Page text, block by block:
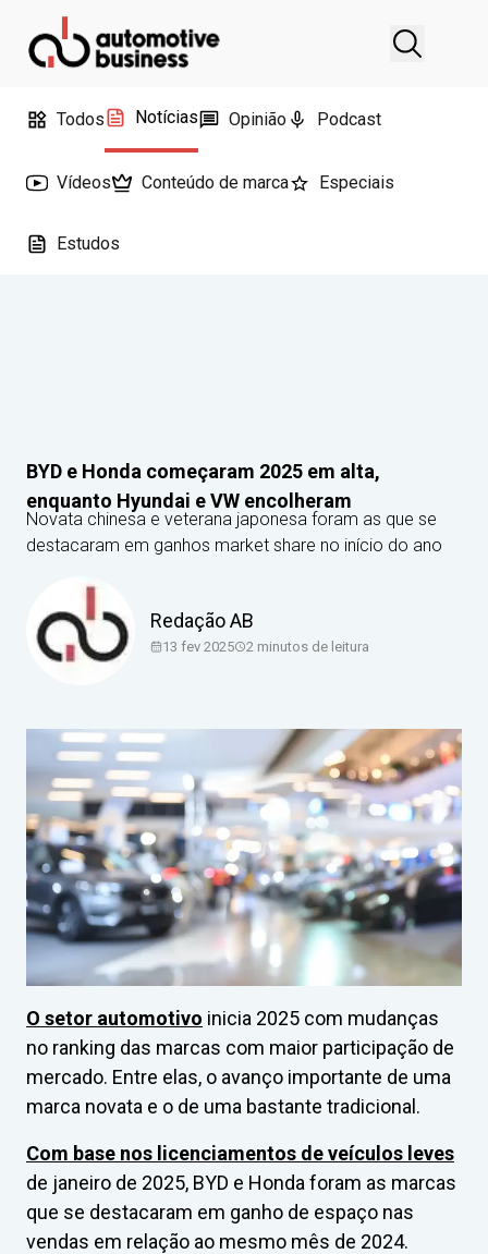
Todos Notícias Opinião Podcast
Vídeos Conteúdo de marca Especiais
Estudos
BYD e Honda começaram 2025 em alta,
enquanto Hyundai e VW encolheram
Novata chinesa e veterana japonesa foram as que se
destacaram em ganhos market share no início do ano
Redação AB
13 fev 2025 2 minutos de leitura
O setor automotivo inicia 2025 com mudanças
no ranking das marcas com maior participação de
mercado. Entre elas, o avanço importante de uma
marca novata e o de uma bastante tradicional.
Com base nos licenciamentos de veículos leves
de janeiro de 2025, BYD e Honda foram as marcas
que se destacaram em ganho de espaço nas
vendas em relação ao mesmo mês de 2024.